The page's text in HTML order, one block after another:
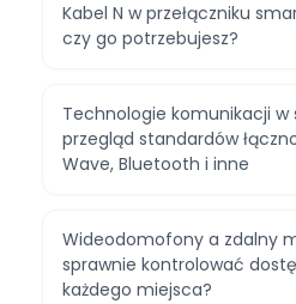
Kabel N w przełączniku
czy go potrzebujesz?
Technologie komunikacji
przegląd standardów
Wave, Bluetooth i inne
Wideodomofony a zdalny
sprawnie kontrolować
każdego miejsca?